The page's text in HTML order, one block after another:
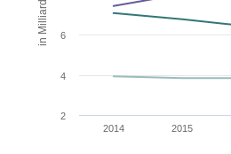
2014 2015
2
4
6